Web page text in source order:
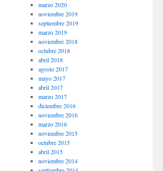
marzo 2020
noviembre 2019
septiembre 2019
marzo 2019
noviembre 2018
octubre 2018
abril 2018
agosto 2017
mayo 2017
abril 2017
marzo 2017
diciembre 2016
noviembre 2016
marzo 2016
noviembre 2015
octubre 2015
abril 2015
noviembre 2014